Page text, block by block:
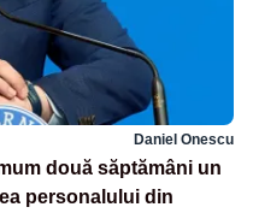
Daniel Onescu
două săptămâni un
personalului din